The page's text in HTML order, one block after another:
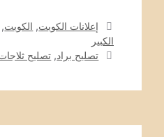
التصنيفات
إعلانات الكويت, الكويت,
الكبير
الوسوم
تصليح براد, تصليح